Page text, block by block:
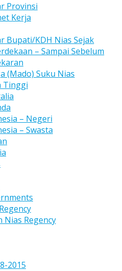
Provinsi
Kerja
Bupati/KDH Nias Sejak
– Sampai Sebelum
(Mado) Suku Nias
Tinggi
– Negeri
– Swasta
Nias Regency
2015